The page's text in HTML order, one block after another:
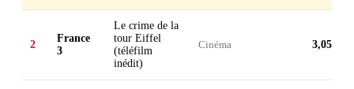
2
France
3
Le crime de la
tour Eiffel
(téléfilm
inédit)
Cinéma 3,05 M